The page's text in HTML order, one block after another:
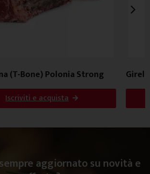
(T-Bone) Polonia Strong
Iscriviti e acquista
aggiornato su novità e